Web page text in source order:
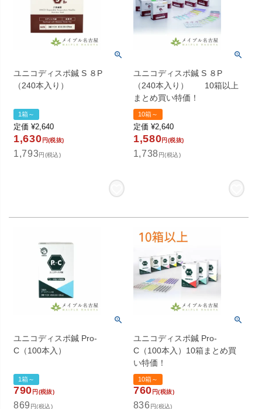
ユニコディスポ鍼 S ８P
（240本入り）
1箱～
定価 ¥2,640
1,630 円(税抜)
1,793円(税込)
ユニコディスポ鍼 S ８P
（240本入り） 10箱以上
まとめ買い特価！
10箱～
定価 ¥2,640
1,580円(税抜)
1,738 円(税込)
ユニコディスポ鍼 Pro-
C（100本入）
1箱～
790 円(税抜)
869 円(税込)
ユニコディスポ鍼 Pro-
C（100本入）10箱まとめ買
い特価！
10箱～
760 円(税抜)
836 円(税込)